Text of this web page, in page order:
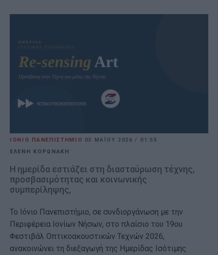
ΙΟΝΙΟ ΠΑΝΕΠΙΣΤΗΜΙΟ 03 ΜΑΪ́ΟΥ 2026/ 01:55
ΕΛΕΝΗ ΚΟΡΩΝΑΚΗ
Η ημερίδα εστιάζει στη διασταύρωση τέχνης,
προσβασιμότητας και κοινωνικής
συμπερίληψης,
Το Ιόνιο Πανεπιστήμιο, σε συνδιοργάνωση με την
Περιφέρεια Ιονίων Νήσων, στο πλαίσιο του 19ου
Φεστιβάλ Οπτικοακουστικών Τεχνών 2026,
ανακοινώνει τη διεξαγωγή της Ημερίδας Ισότιμης